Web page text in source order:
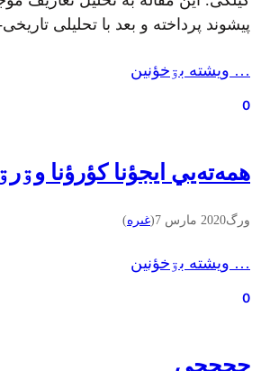
پیشوند پرداخته و بعد با تحلیلی
کنه. در مسیر این پژوهش چند نکتهٔ
مطرح شده که اين مقاله رو جذابتر هم
… ويشته بۊخؤنين
0
همه‌ته‌یي ایجؤنا کؤرؤنا
ورگ2020 مارس 7 (غىره)
… ويشته بۊخؤنين
0
حجحجي